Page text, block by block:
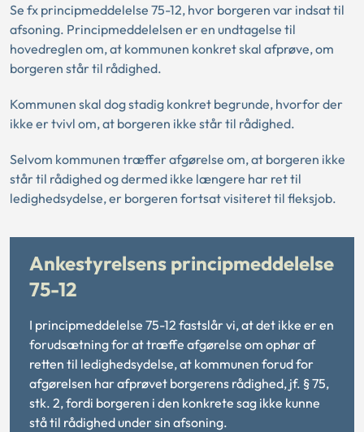
Se fx principmeddelelse 75-12, hvor borgeren var indsat til
afsoning. Principmeddelelsen er en undtagelse til
hovedreglen om, at kommunen konkret skal afprøve, om
borgeren står til rådighed.
Kommunen skal dog stadig konkret begrunde, hvorfor der
ikke er tvivl om, at borgeren ikke står til rådighed.
Selvom kommunen træffer afgørelse om, at borgeren ikke
står til rådighed og dermed ikke længere har ret til
ledighedsydelse, er borgeren fortsat visiteret til fleksjob.
Ankestyrelsens principmeddelelse
75-12
I principmeddelelse 75-12 fastslår vi, at det ikke er en
forudsætning for at træffe afgørelse om ophør af
retten til ledighedsydelse, at kommunen forud for
afgørelsen har afprøvet borgerens rådighed, jf. § 75,
stk. 2, fordi borgeren i den konkrete sag ikke kunne
stå til rådighed under sin afsoning.